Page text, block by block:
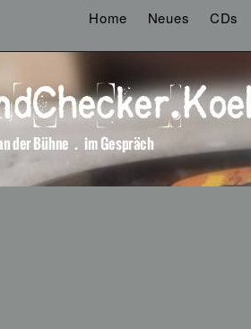
Home Neues CDs